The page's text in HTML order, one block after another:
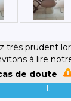
très prudent
à lire
de doute
t